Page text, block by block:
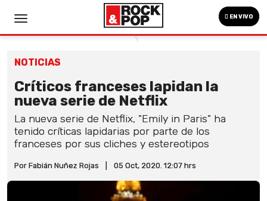
EN VIVO
NOTICIAS
Críticos franceses lapidan la
nueva serie de Netflix
La nueva serie de Netflix, "Emily in Paris" ha
tenido críticas lapidarias por parte de los
franceses por sus cliches y estereotipos
Por Fabián Nuñez Rojas 05 Oct, 2020. 12:07 hrs